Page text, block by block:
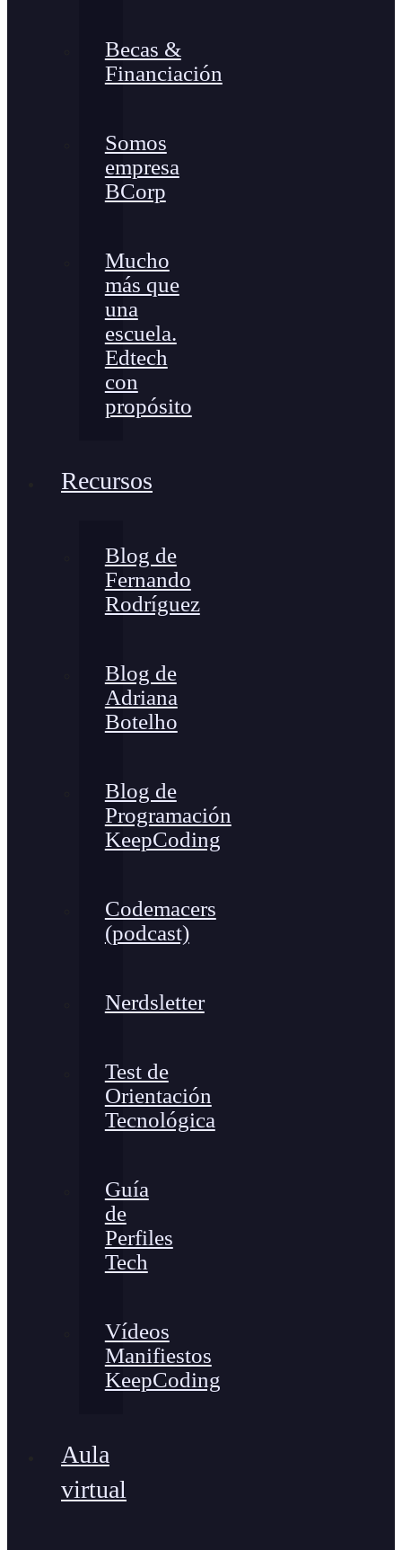
Becas &
Financiación
Somos
empresa
BCorp
Mucho
más que
una
escuela.
Edtech
con
propósito
Recursos
Blog de
Fernando
Rodríguez
Blog de
Adriana
Botelho
Blog de
Programación
KeepCoding
Codemacers
(podcast)
Nerdsletter
Test de
Orientación
Tecnológica
Guía
de
Perfiles
Tech
Vídeos
Manifiestos
KeepCoding
Aula
virtual